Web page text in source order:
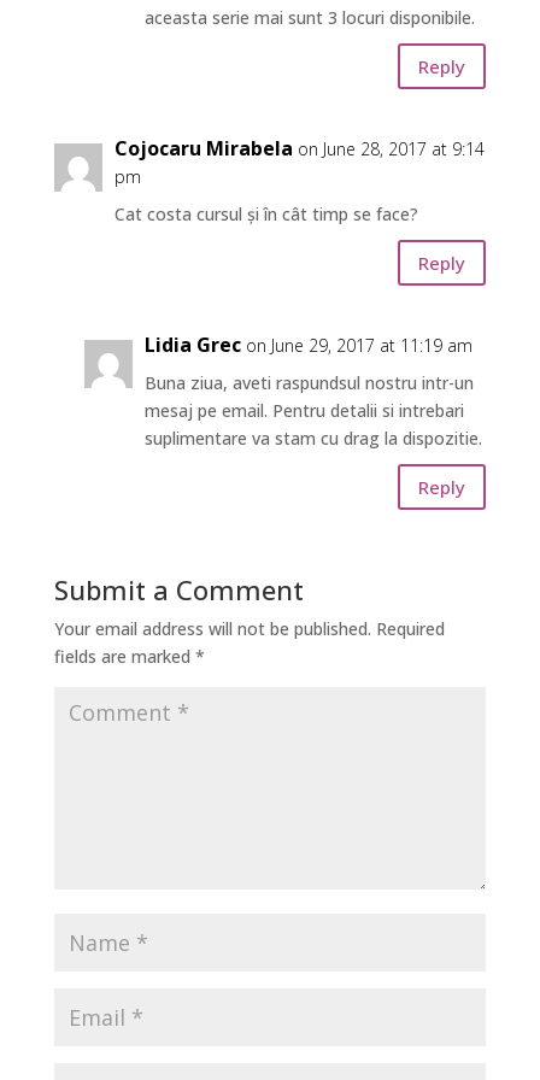
aceasta serie mai sunt 3 locuri disponibile.
Reply
Cojocaru Mirabela on June 28, 2017 at 9:14
pm
Cat costa cursul și în cât timp se face?
Reply
Lidia Grec on June 29, 2017 at 11:19 am
Buna ziua, aveti raspundsul nostru intr-un
mesaj pe email. Pentru detalii si intrebari
suplimentare va stam cu drag la dispozitie.
Reply
Submit a Comment
Your email address will not be published. Required
fields are marked *